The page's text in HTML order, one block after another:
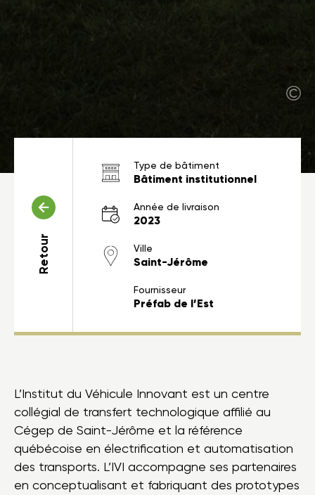
Retour
Type de bâtiment
Bâtiment institutionnel
Année de livraison
2023
Ville
Saint-Jérôme
Fournisseur
Préfab de l’Est
L’Institut du Véhicule Innovant est un centre
collégial de transfert technologique affilié au
Cégep de Saint-Jérôme et la référence
québécoise en électrification et automatisation
des transports. L’IVI accompagne ses partenaires
en conceptualisant et fabriquant des prototypes